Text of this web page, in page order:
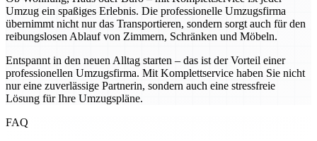
Umzug ein spaßiges Erlebnis. Die professionelle Umzugsfirma
übernimmt nicht nur das Transportieren, sondern sorgt auch für den
reibungslosen Ablauf von Zimmern, Schränken und Möbeln.
Entspannt in den neuen Alltag starten – das ist der Vorteil einer
professionellen Umzugsfirma. Mit Komplettservice haben Sie nicht
nur eine zuverlässige Partnerin, sondern auch eine stressfreie
Lösung für Ihre Umzugspläne.
FAQ